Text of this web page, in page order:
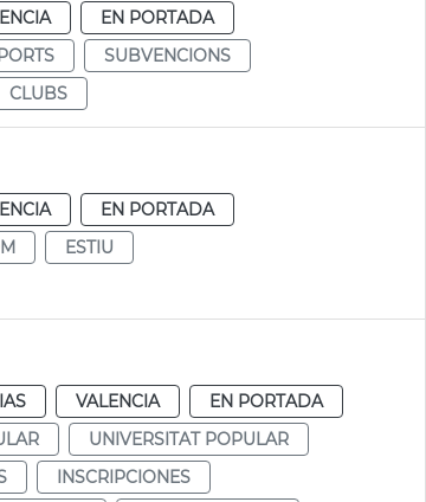
EN PORTADA
SUBVENCIONS
CLUBS
EN PORTADA
ESTIU
VALENCIA
EN PORTADA
UNIVERSITAT POPULAR
INSCRIPCIONES